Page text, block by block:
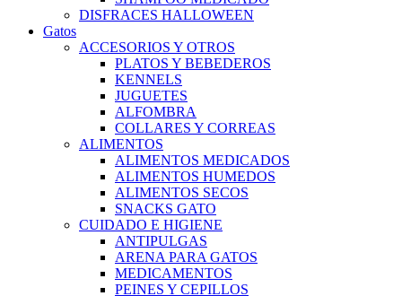
DISFRACES HALLOWEEN
Gatos
ACCESORIOS Y OTROS
PLATOS Y BEBEDEROS
KENNELS
JUGUETES
ALFOMBRA
COLLARES Y CORREAS
ALIMENTOS
ALIMENTOS MEDICADOS
ALIMENTOS HUMEDOS
ALIMENTOS SECOS
SNACKS GATO
CUIDADO E HIGIENE
ANTIPULGAS
ARENA PARA GATOS
MEDICAMENTOS
PEINES Y CEPILLOS